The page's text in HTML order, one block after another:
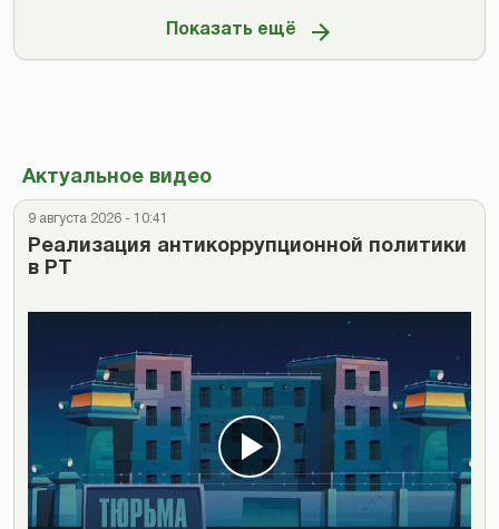
Показать ещё
Актуальное видео
9 августа 2026 - 10:41
Реализация антикоррупционной политики
в РТ